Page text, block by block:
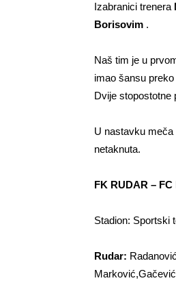
Izabranici trenera
Borisovim .
Naš tim je u
imao šansu preko
Dvije stopostotne
U nastavku meča
netaknuta.
FK RUDAR –
Stadion: Sportski
Rudar: